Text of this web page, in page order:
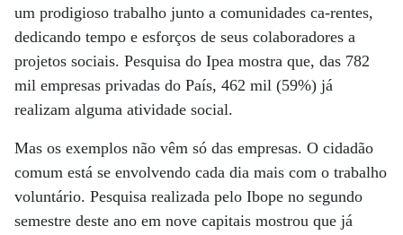
um prodigioso trabalho junto a comunidades ca-rentes,
dedicando tempo e esforços de seus colaboradores a
projetos sociais. Pesquisa do Ipea mostra que, das 782
mil empresas privadas do País, 462 mil (59%) já
realizam alguma atividade social.
Mas os exemplos não vêm só das empresas. O cidadão
comum está se envolvendo cada dia mais com o trabalho
voluntário. Pesquisa realizada pelo Ibope no segundo
semestre deste ano em nove capitais mostrou que já